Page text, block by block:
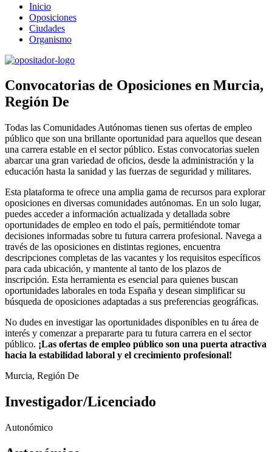
Inicio
Oposiciones
Ciudades
Organismo
Convocatorias de Oposiciones en Murcia,
Región De
Todas las Comunidades Autónomas tienen sus ofertas de empleo
público que son una brillante oportunidad para aquellos que desean
una carrera estable en el sector público. Estas convocatorias suelen
abarcar una gran variedad de oficios, desde la administración y la
educación hasta la sanidad y las fuerzas de seguridad y militares.
Esta plataforma te ofrece una amplia gama de recursos para explorar
oposiciones en diversas comunidades autónomas. En un solo lugar,
puedes acceder a información actualizada y detallada sobre
oportunidades de empleo en todo el país, permitiéndote tomar
decisiones informadas sobre tu futura carrera profesional. Navega a
través de las oposiciones en distintas regiones, encuentra
descripciones completas de las vacantes y los requisitos específicos
para cada ubicación, y mantente al tanto de los plazos de
inscripción. Esta herramienta es esencial para quienes buscan
oportunidades laborales en toda España y desean simplificar su
búsqueda de oposiciones adaptadas a sus preferencias geográficas.
No dudes en investigar las oportunidades disponibles en tu área de
interés y comenzar a prepararte para tu futura carrera en el sector
público. ¡Las ofertas de empleo público son una puerta atractiva
hacia la estabilidad laboral y el crecimiento profesional!
Murcia, Región De
Investigador/Licenciado
Autonómico